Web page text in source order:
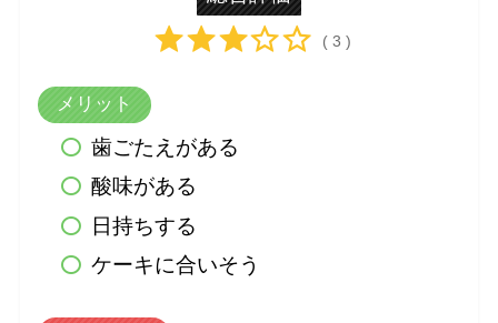
( 3 )
メリット
歯ごたえがある
酸味がある
日持ちする
ケーキに合いそう